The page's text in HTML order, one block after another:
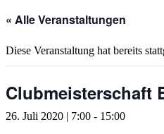
« Alle Veranstaltungen
Diese Veranstaltung hat bereits
Clubmeisterschaft
26. Juli 2020 | 7:00 - 15:00